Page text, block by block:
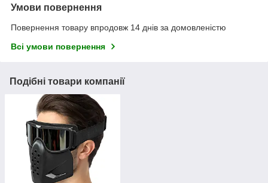
Умови повернення
Повернення товару впродовж 14 днів за домовленістю
Всі умови повернення
Подібні товари компанії